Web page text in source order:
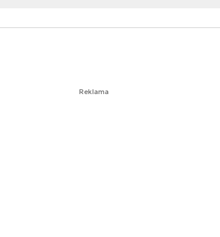
Reklama